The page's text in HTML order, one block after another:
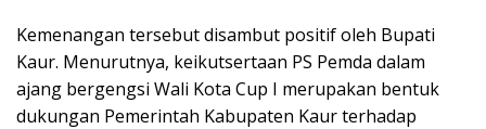
Kemenangan tersebut disambut positif oleh Bupati
Kaur. Menurutnya, keikutsertaan PS Pemda dalam
ajang bergengsi Wali Kota Cup I merupakan bentuk
dukungan Pemerintah Kabupaten Kaur terhadap